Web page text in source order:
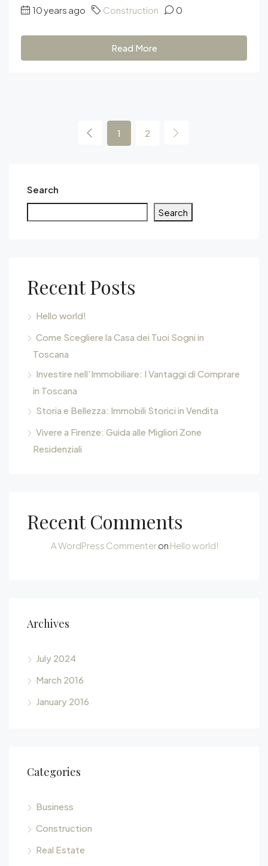
10 years ago Construction 0
Read More
1 2
Search
Search
Recent Posts
Hello world!
Come Scegliere la Casa dei Tuoi Sogni in
Toscana
Investire nell’Immobiliare: I Vantaggi di Comprare
in Toscana
Storia e Bellezza: Immobili Storici in Vendita
Vivere a Firenze: Guida alle Migliori Zone
Residenziali
Recent Comments
A WordPress Commenteron Hello world!
Archives
July 2024
March 2016
January 2016
Categories
Business
Construction
Real Estate